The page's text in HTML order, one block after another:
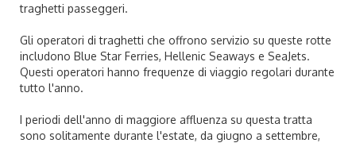
traghetti passeggeri.
Gli operatori di traghetti che offrono servizio su queste rotte
includono Blue Star Ferries, Hellenic Seaways e SeaJets.
Questi operatori hanno frequenze di viaggio regolari durante
tutto l'anno.
I periodi dell'anno di maggiore affluenza su questa tratta
sono solitamente durante l'estate, da giugno a settembre,